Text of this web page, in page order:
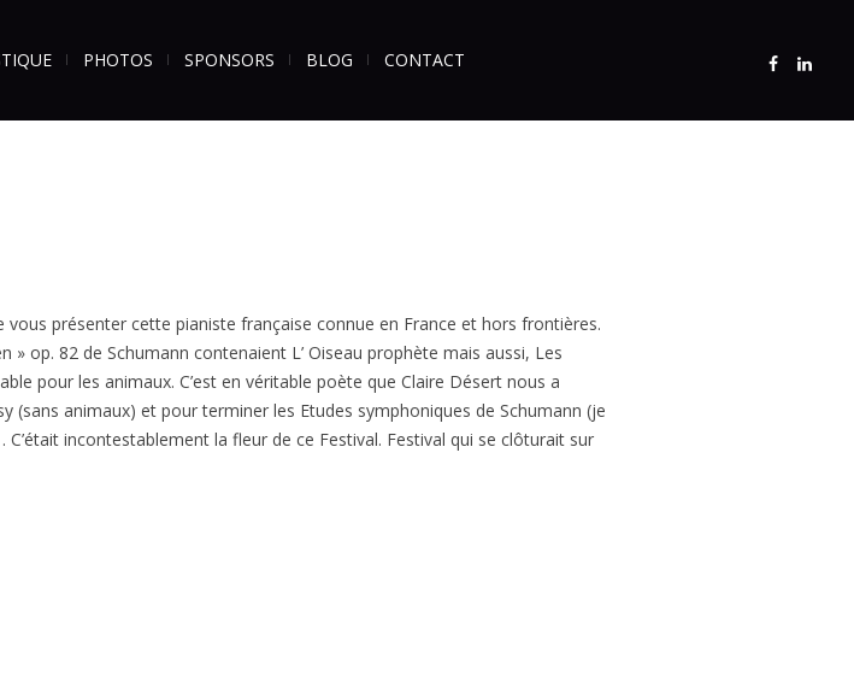
PHOTOS SPONSORS BLOG CONTACT
présenter cette pianiste française connue en France et hors frontières.
op. 82 de Schumann contenaient L’ Oiseau prophète mais aussi, Les
pour les animaux. C’est en véritable poète que Claire Désert nous a
animaux) et pour terminer les Etudes symphoniques de Schumann (je
incontestablement la fleur de ce Festival. Festival qui se clôturait sur